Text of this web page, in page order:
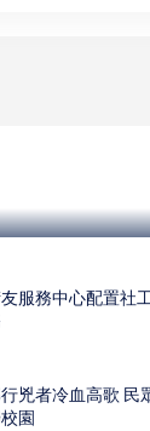
服務中心配置社
兇者冷血高歌 民
園